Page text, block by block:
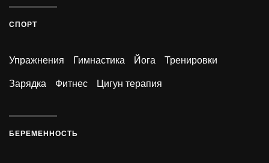
СПОРТ
Упражнения Гимнастика Йога Тренировки
Зарядка Фитнес Цигун терапия
БЕРЕМЕННОСТЬ